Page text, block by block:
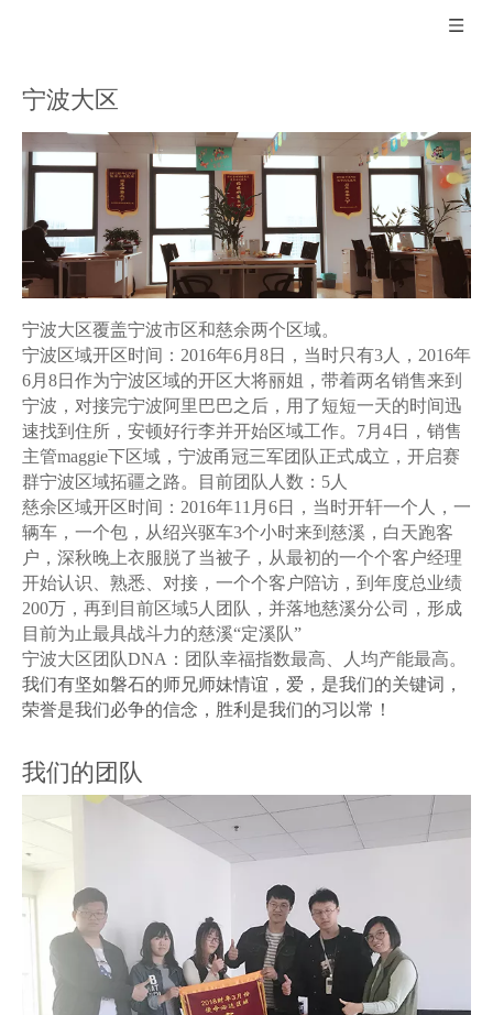
宁波大区
宁波大区覆盖宁波市区和慈余两个区域。
宁波区域开区时间：2016年6月8日，当时只有3人，2016年
6月8日作为宁波区域的开区大将丽姐，带着两名销售来到
宁波，对接完宁波阿里巴巴之后，用了短短一天的时间迅
速找到住所，安顿好行李并开始区域工作。7月4日，销售
主管maggie下区域，宁波甬冠三军团队正式成立，开启赛
群宁波区域拓疆之路。目前团队人数：5人
慈余区域开区时间：2016年11月6日，当时开轩一个人，一
辆车，一个包，从绍兴驱车3个小时来到慈溪，白天跑客
户，深秋晚上衣服脱了当被子，从最初的一个个客户经理
开始认识、熟悉、对接，一个个客户陪访，到年度总业绩
200万，再到目前区域5人团队，并落地慈溪分公司，形成
目前为止最具战斗力的慈溪“定溪队”
宁波大区团队DNA：团队幸福指数最高、人均产能最高。
我们有坚如磐石的师兄师妹情谊，爱，是我们的关键词，
荣誉是我们必争的信念，胜利是我们的习以常！
我们的团队